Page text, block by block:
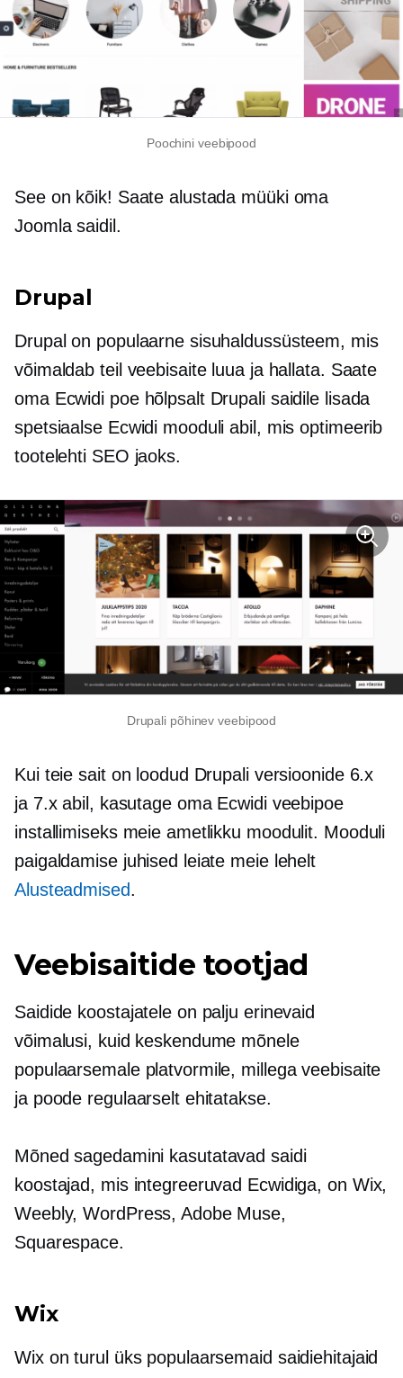
Poochini veebipood
See on kõik! Saate alustada müüki oma
Joomla saidil.
Drupal
Drupal on populaarne sisuhaldussüsteem, mis
võimaldab teil veebisaite luua ja hallata. Saate
oma Ecwidi poe hõlpsalt Drupali saidile lisada
spetsiaalse Ecwidi mooduli abil, mis optimeerib
tootelehti SEO jaoks.
Drupali põhinev veebipood
Kui teie sait on loodud Drupali versioonide 6.x
ja 7.x abil, kasutage oma Ecwidi veebipoe
installimiseks meie ametlikku moodulit. Mooduli
paigaldamise juhised leiate meie lehelt
Alusteadmised.
Veebisaitide tootjad
Saidide koostajatele on palju erinevaid
võimalusi, kuid keskendume mõnele
populaarsemale platvormile, millega veebisaite
ja poode regulaarselt ehitatakse.
Mõned sagedamini kasutatavad saidi
koostajad, mis integreeruvad Ecwidiga, on Wix,
Weebly, WordPress, Adobe Muse,
Squarespace.
Wix
Wix on turul üks populaarsemaid saidiehitajaid